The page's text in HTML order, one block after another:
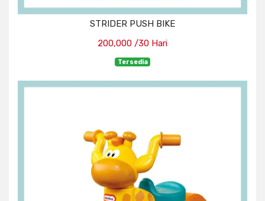
STRIDER PUSH BIKE
200,000 /30 Hari
Tersedia